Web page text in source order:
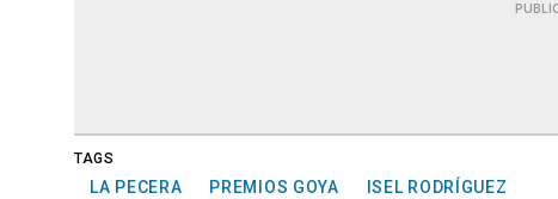
TAGS
LA PECERA PREMIOS GOYA ISEL RODRÍGUEZ